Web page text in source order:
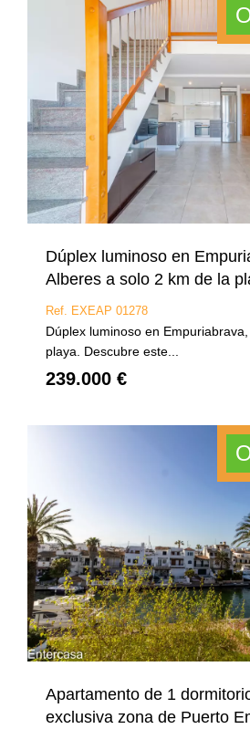
Dúplex luminoso en
Alberes a solo 2 km de la
Ref. EXEAP 01278
Dúplex luminoso en
playa. Descubre este...
239.000 €
Apartamento de 1
exclusiva zona de Puerto